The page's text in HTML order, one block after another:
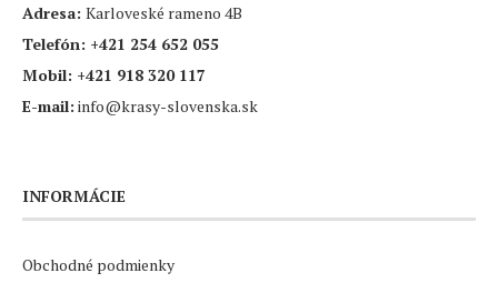
Adresa: Karloveské rameno 4B
Telefón: +421 254 652 055
Mobil: +421 918 320 117
E-mail: info@krasy-slovenska.sk
INFORMÁCIE
Obchodné podmienky